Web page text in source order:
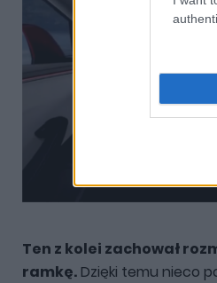
Ten z kolei zachował
ramkę.Dzięki temu nieco